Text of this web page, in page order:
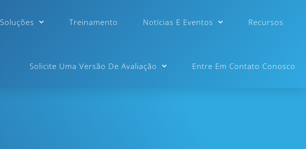
Soluções Treinamento Notícias E Eventos Recursos
Solicite Uma Versão De Avaliação Entre Em Contato Conosco